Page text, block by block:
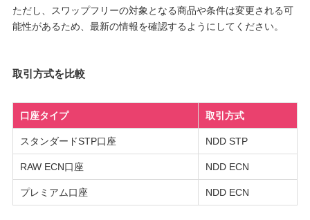
ただし、スワップフリーの対象となる商品や条件は変更される可
能性があるため、最新の情報を確認するようにしてください。
取引方式を比較
口座タイプ 取引方式
スタンダードSTP口座 NDD STP
RAW ECN口座 NDD ECN
プレミアム口座 NDD ECN